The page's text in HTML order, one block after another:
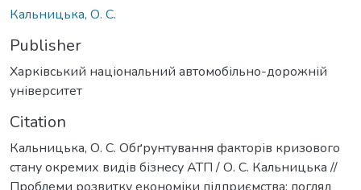
Кальницька, О. С.
Publisher
Харківський національний автомобільно-дорожній
університет
Citation
Кальницька, О. С. Обґрунтування факторів кризового
стану окремих видів бізнесу АТП / О. С. Кальницька //